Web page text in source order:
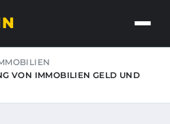
VON IMMOBILIEN GELD UND